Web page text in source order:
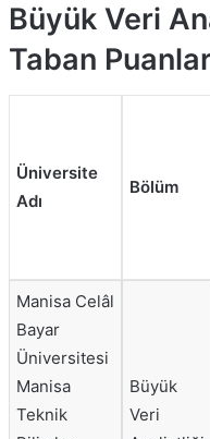
Büyük Veri
Taban
Üniversite
Adı
Bölüm
Manisa Celâl
Bayar
Üniversitesi
Manisa
Teknik
Büyük
Veri